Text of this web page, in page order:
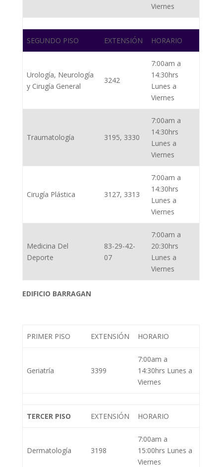
Viernes
SEGUNDO PISO EXTENSIÓN HORARIO
Urología, Neurología
y Cirugía General
3242
7:00am a
14:30hrs
Lunes a
Viernes
Traumatología 3195, 3330
7:00am a
14:30hrs
Lunes a
Viernes
Cirugía Plástica 3127, 3313
7:00am a
14:30hrs
Lunes a
Viernes
Medicina Del
Deporte
83-29-42-
07
7:00am a
20:30hrs
Lunes a
Viernes
EDIFICIO BARRAGAN
PRIMER PISO EXTENSIÓN HORARIO
Geriatría 3399
7:00am a
14:30hrs Lunes a
Viernes
TERCER PISO EXTENSIÓN HORARIO
Dermatología 3198
7:00am a
15:00hrs Lunes a
Viernes